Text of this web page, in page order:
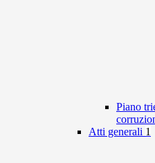
Piano
Atti generali 1